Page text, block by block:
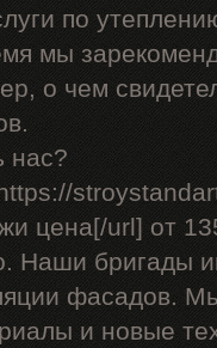
по
мы
о чем
нас?
цена[/url] от
Наши бригады
фасадов.
и новые